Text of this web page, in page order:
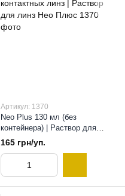
Артикул: 1370
Neo Plus 130 мл (без
контейнера) | Раствор для
контактных линз | Раствор для
линз Нео Плюс
165 грн/уп.